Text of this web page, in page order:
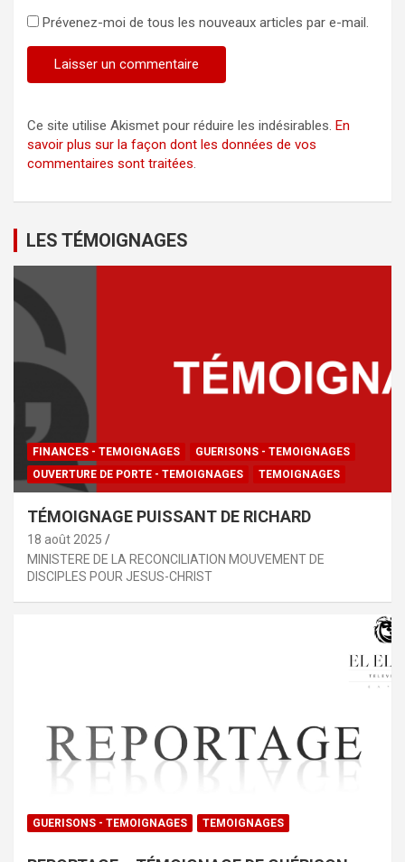
Prévenez-moi de tous les nouveaux articles par e-mail.
Ce site utilise Akismet pour réduire les indésirables. En
savoir plus sur la façon dont les données de vos
commentaires sont traitées.
LES TÉMOIGNAGES
FINANCES - TEMOIGNAGES
GUERISONS - TEMOIGNAGES
OUVERTURE DE PORTE - TEMOIGNAGES
TEMOIGNAGES
TÉMOIGNAGE PUISSANT DE RICHARD
18 août 2025
MINISTERE DE LA RECONCILIATION MOUVEMENT DE
DISCIPLES POUR JESUS-CHRIST
GUERISONS - TEMOIGNAGES TEMOIGNAGES